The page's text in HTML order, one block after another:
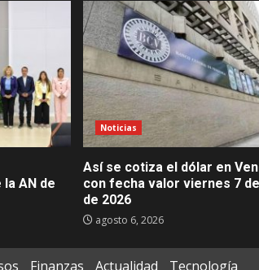
AN de
Noticias
Así se cotiza el dólar en
con fecha valor viernes 7
de 2026
agosto 6, 2026
Finanzas Actualidad Tecnología